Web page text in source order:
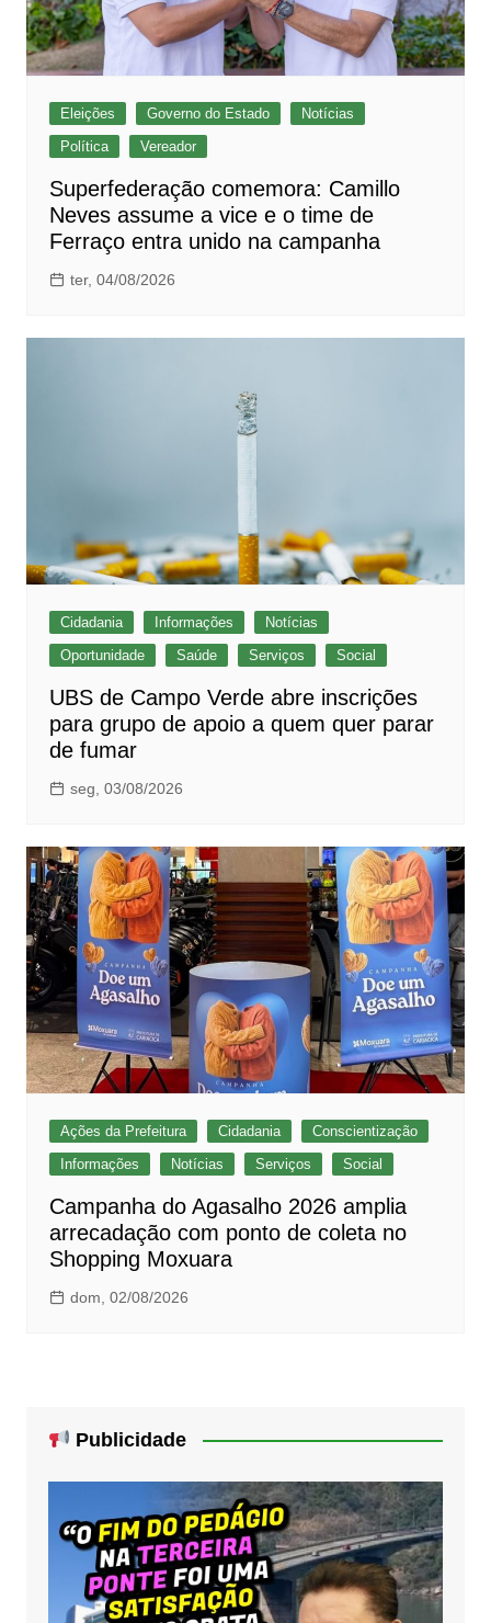
Eleições Governo do Estado
Notícias
Política
Vereador
Superfederação comemora: Camillo
Neves assume a vice e o time de
Ferraço entra unido na campanha
ter, 04/08/2026
Cidadania Informações
Notícias
Oportunidade
Saúde Serviços Social
UBS de Campo Verde abre inscrições
para grupo de apoio a quem quer parar
de fumar
seg, 03/08/2026
Ações da Prefeitura Cidadania
Conscientização
Informações
Notícias Serviços Social
Campanha do Agasalho 2026 amplia
arrecadação com ponto de coleta no
Shopping Moxuara
dom, 02/08/2026
Publicidade